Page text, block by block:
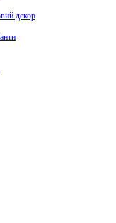
декор